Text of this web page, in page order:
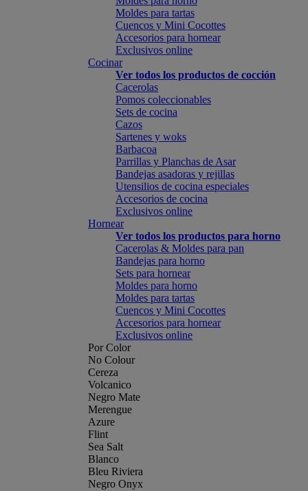
Moldes para tartas
Cuencos y Mini Cocottes
Accesorios para hornear
Exclusivos online
Cocinar
Ver todos los productos de cocción
Cacerolas
Pomos coleccionables
Sets de cocina
Cazos
Sartenes y woks
Barbacoa
Parrillas y Planchas de Asar
Bandejas asadoras y rejillas
Utensilios de cocina especiales
Accesorios de cocina
Exclusivos online
Hornear
Ver todos los productos para horno
Cacerolas & Moldes para pan
Bandejas para horno
Sets para hornear
Moldes para horno
Moldes para tartas
Cuencos y Mini Cocottes
Accesorios para hornear
Exclusivos online
Por Color
No Colour
Cereza
Volcanico
Negro Mate
Merengue
Azure
Flint
Sea Salt
Blanco
Bleu Riviera
Negro Onyx